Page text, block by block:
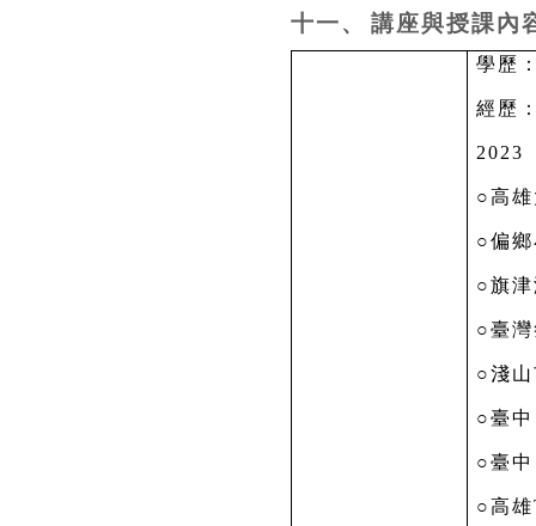
十一、 講座與授課內
學歷
經歷
2023
○高
○偏鄉
○旗
○臺
○淺
○臺
○臺
○高雄